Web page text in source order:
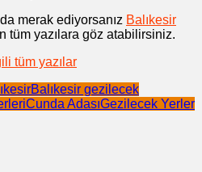
merak ediyorsanız Balıkesir
tüm yazılara göz atabilirsiniz.
tüm yazılar
Balıkesir gezilecek
Cunda AdasıGezilecek Yerler